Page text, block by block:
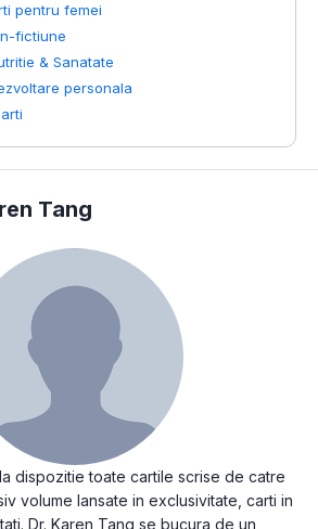
pentru femei
fictiune
& Sanatate
personala
Tang
dispozitie toate cartile scrise de catre
volume lansate in exclusivitate, carti in
Dr. Karen Tang se bucura de un